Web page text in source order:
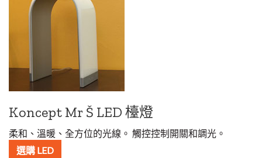
Koncept Mr Š LED 檯燈
柔和、溫暖、全方位的光線。 觸控控制開關和調光。
選購 LED